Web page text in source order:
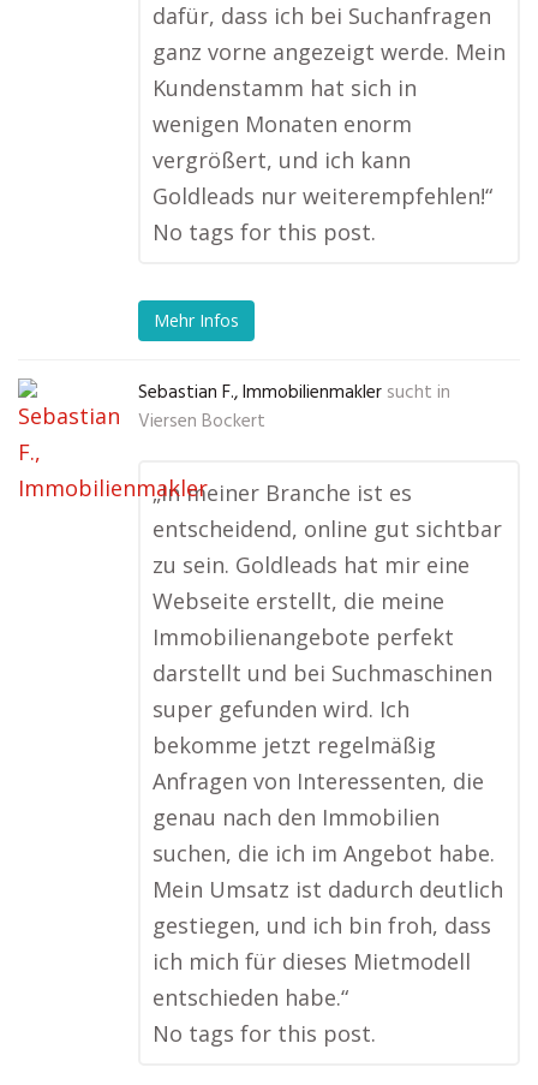
dafür, dass ich bei Suchanfragen
ganz vorne angezeigt werde. Mein
Kundenstamm hat sich in
wenigen Monaten enorm
vergrößert, und ich kann
Goldleads nur weiterempfehlen!“
No tags for this post.
Mehr Infos
Sebastian F., Immobilienmakler sucht in
Viersen Bockert
„In meiner Branche ist es
entscheidend, online gut sichtbar
zu sein. Goldleads hat mir eine
Webseite erstellt, die meine
Immobilienangebote perfekt
darstellt und bei Suchmaschinen
super gefunden wird. Ich
bekomme jetzt regelmäßig
Anfragen von Interessenten, die
genau nach den Immobilien
suchen, die ich im Angebot habe.
Mein Umsatz ist dadurch deutlich
gestiegen, und ich bin froh, dass
ich mich für dieses Mietmodell
entschieden habe.“
No tags for this post.